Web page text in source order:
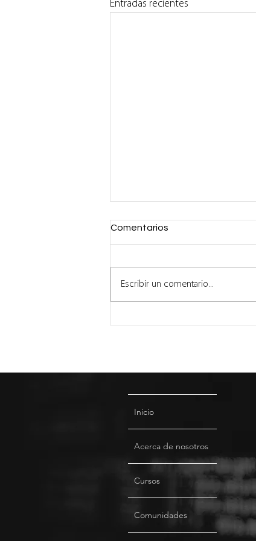
Entradas recientes
Comentarios
Escribir un comentario...
Inicio
Acerca de nosotros
Cursos
Comunidades